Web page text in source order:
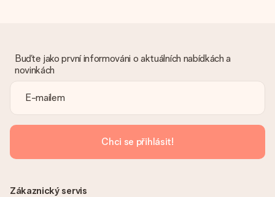
vhodné řešení.
Je faktura odeslána spolu s objednávkou?
vždy v potvrzovacím e-mailu a vždy ji najdete ve svém účtu
MySurprise. To znamená, že můžete dar doručit přímo
příjemci, což je opravdovým překvapením!
Buďte jako první informováni o aktuálních nabídkách a
novinkách
Chci se přihlásit!
Zákaznický servis